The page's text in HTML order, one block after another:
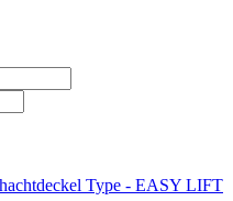
Type - EASY LIFT